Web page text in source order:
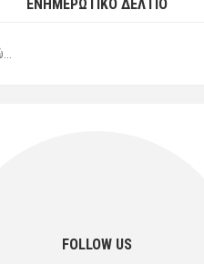
ΕΝΗΜΕΡΩΤΙΚΌ ΔΕΛΤΊΟ
FOLLOW US